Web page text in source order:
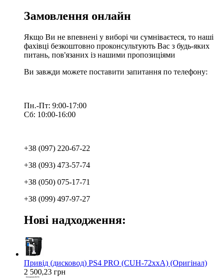
Замовлення онлайн
Якщо Ви не впевнені у виборі чи сумніваєтеся, то наші
фахівці безкоштовно проконсультують Вас з будь-яких
питань, пов'язаних із нашими пропозиціями
Ви завжди можете поставити запитання по телефону:
Пн.-Пт: 9:00-17:00
Сб: 10:00-16:00
+38 (097) 220-67-22
+38 (093) 473-57-74
+38 (050) 075-17-71
+38 (099) 497-97-27
Нові надходження:
Привід (дисковод) PS4 PRO (CUH-72xxA) (Оригінал)
2 500,23 грн